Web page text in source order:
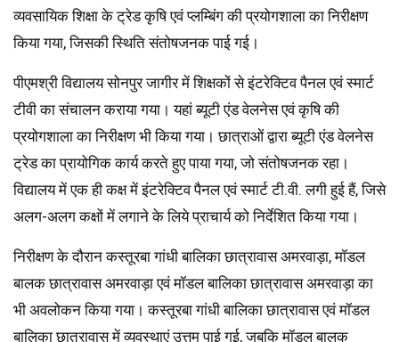
व्यवसायिक शिक्षा के ट्रेड कृषि एवं प्लम्बिंग की प्रयोगशाला का निरीक्षण
किया गया, जिसकी स्थिति संतोषजनक पाई गई।
पीएमश्री विद्यालय सोनपुर जागीर में शिक्षकों से इंटरेक्टिव पैनल एवं स्मार्ट
टीवी का संचालन कराया गया। यहां ब्यूटी एंड वेलनेस एवं कृषि की
प्रयोगशाला का निरीक्षण भी किया गया। छात्राओं द्वारा ब्यूटी एंड वेलनेस
ट्रेड का प्रायोगिक कार्य करते हुए पाया गया, जो संतोषजनक रहा।
विद्यालय में एक ही कक्ष में इंटरेक्टिव पैनल एवं स्मार्ट टी.वी. लगी हुई हैं, जिसे
अलग-अलग कक्षों में लगाने के लिये प्राचार्य को निर्देशित किया गया।
निरीक्षण के दौरान कस्तूरबा गांधी बालिका छात्रावास अमरवाड़ा, मॉडल
बालक छात्रावास अमरवाड़ा एवं मॉडल बालिका छात्रावास अमरवाड़ा का
भी अवलोकन किया गया। कस्तूरबा गांधी बालिका छात्रावास एवं मॉडल
बालिका छात्रावास में व्यवस्थाएं उत्तम पाई गई, जबकि मॉडल बालक